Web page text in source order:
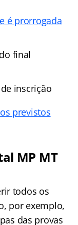
é prorrogada
final
inscrição
previstos
MP MT
todos os
por exemplo,
das provas